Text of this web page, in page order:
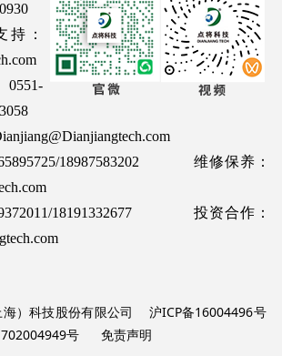
：
65895725/18987583202 维修保养：
18191332677 投资合作：
海）科技股份有限公司 沪ICP备16004496号
号
免责声明